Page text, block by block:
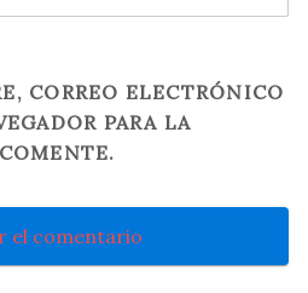
CORREO ELECTRÓNICO
PARA LA